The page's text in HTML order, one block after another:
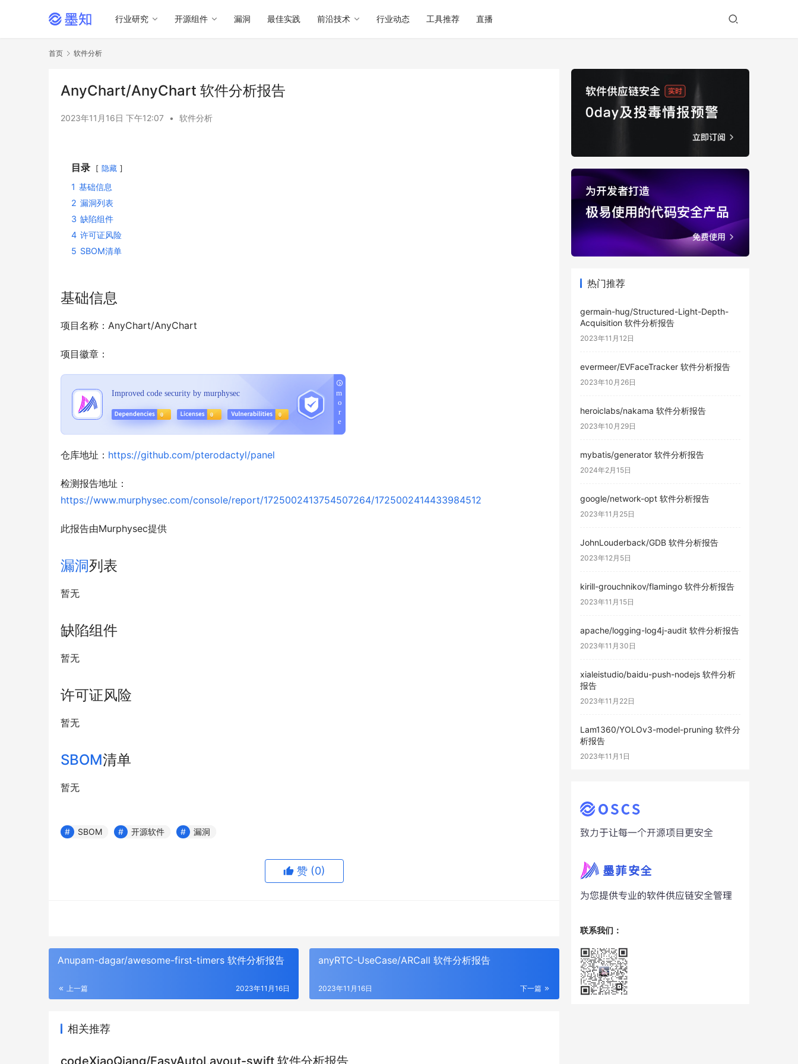
行业研究 开源组件 漏洞 最佳实践 前沿技术 行业动态 工具推荐 直播
首页 软件分析
AnyChart/AnyChart 软件分析报告
2023年11月16日 下午12:07 • 软件分析
目录 隐藏
1 基础信息
2 漏洞列表
3 缺陷组件
4 许可证风险
5 SBOM清单
基础信息
项目名称：AnyChart/AnyChart
项目徽章：
仓库地址： https://github.com/pterodactyl/panel
检测报告地址：
https://www.murphysec.com/console/report/1725002413754507264/1725002414433984512
此报告由Murphysec提供
漏洞列表
暂无
缺陷组件
暂无
许可证风险
暂无
SBOM清单
暂无
SBOM 开源软件 漏洞
赞 (0)
Anupam-dagar/awesome-first-timers 软件分析报告
上一篇 2023年11月16日
anyRTC-UseCase/ARCall 软件分析报告
下一篇
2023年11月16日
相关推荐
热门推荐
germain-hug/Structured-Light-Depth-
Acquisition 软件分析报告
2023年11月12日
evermeer/EVFaceTracker 软件分析报告
2023年10月26日
heroiclabs/nakama 软件分析报告
2023年10月29日
mybatis/generator 软件分析报告
2024年2月15日
google/network-opt 软件分析报告
2023年11月25日
JohnLouderback/GDB 软件分析报告
2023年12月5日
kirill-grouchnikov/flamingo 软件分析报告
2023年11月15日
apache/logging-log4j-audit 软件分析报告
2023年11月30日
xialeistudio/baidu-push-nodejs 软件分析
报告
2023年11月22日
Lam1360/YOLOv3-model-pruning 软件分
析报告
2023年11月1日
联系我们：